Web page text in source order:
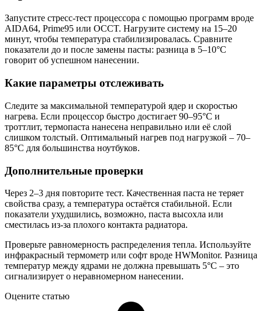
Запустите стресс-тест процессора с помощью программ вроде
AIDA64, Prime95 или OCCT. Нагрузите систему на 15–20
минут, чтобы температура стабилизировалась. Сравните
показатели до и после замены пасты: разница в 5–10°C
говорит об успешном нанесении.
Какие параметры отслеживать
Следите за максимальной температурой ядер и скоростью
нагрева. Если процессор быстро достигает 90–95°C и
троттлит, термопаста нанесена неправильно или её слой
слишком толстый. Оптимальный нагрев под нагрузкой – 70–
85°C для большинства ноутбуков.
Дополнительные проверки
Через 2–3 дня повторите тест. Качественная паста не теряет
свойства сразу, а температура остаётся стабильной. Если
показатели ухудшились, возможно, паста высохла или
сместилась из-за плохого контакта радиатора.
Проверьте равномерность распределения тепла. Используйте
инфракрасный термометр или софт вроде HWMonitor. Разница
температур между ядрами не должна превышать 5°C – это
сигнализирует о неравномерном нанесении.
Оцените статью